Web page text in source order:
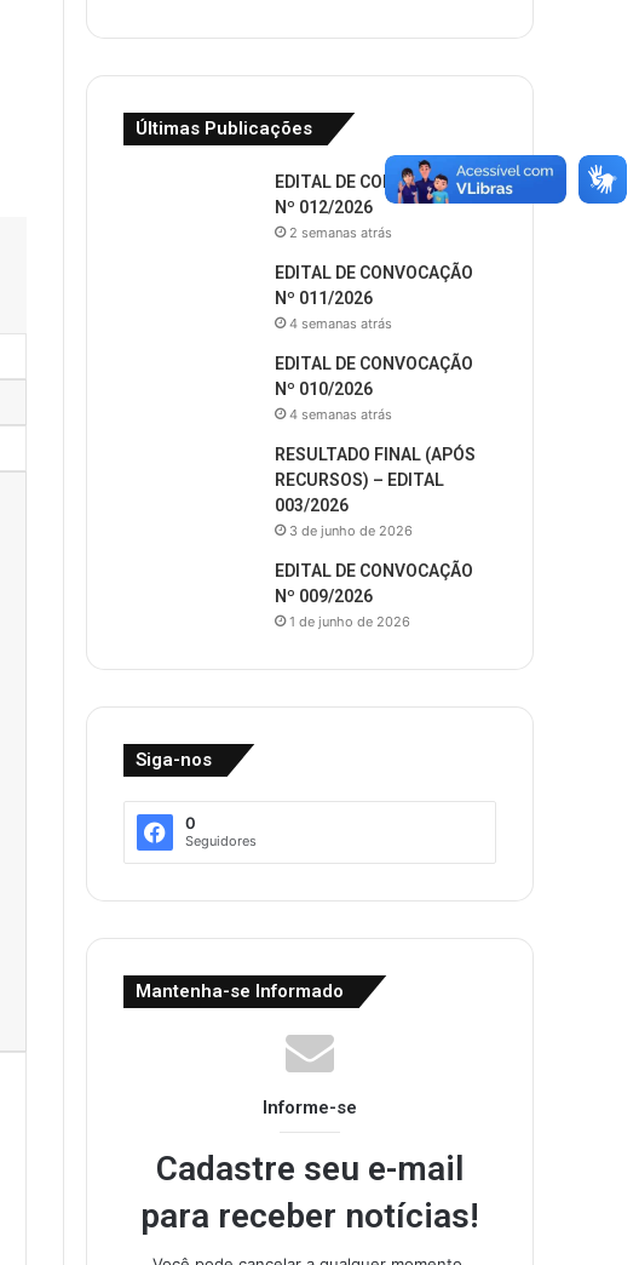
Últimas Publicações
EDITAL DE CONVOCAÇÃO
Nº 012/2026
2 semanas atrás
EDITAL DE CONVOCAÇÃO
Nº 011/2026
4 semanas atrás
EDITAL DE CONVOCAÇÃO
Nº 010/2026
4 semanas atrás
RESULTADO FINAL (APÓS
RECURSOS) – EDITAL
003/2026
3 de junho de 2026
EDITAL DE CONVOCAÇÃO
Nº 009/2026
1 de junho de 2026
Siga-nos
0
Seguidores
Mantenha-se Informado
Informe-se
Cadastre seu e-mail
para receber notícias!